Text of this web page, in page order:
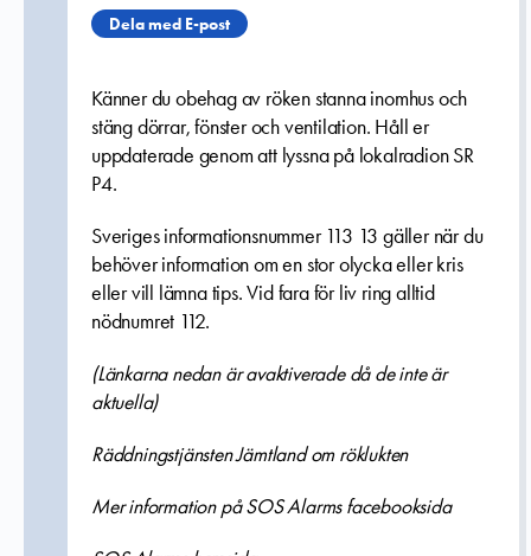
Dela med E-post
Känner du obehag av röken stanna inomhus och
stäng dörrar, fönster och ventilation. Håll er
uppdaterade genom att lyssna på lokalradion SR
P4.
Sveriges informationsnummer 113 13 gäller när du
behöver information om en stor olycka eller kris
eller vill lämna tips. Vid fara för liv ring alltid
nödnumret 112.
(Länkarna nedan är avaktiverade då de inte är
aktuella)
Räddningstjänsten Jämtland om röklukten
Mer information på SOS Alarms facebooksida